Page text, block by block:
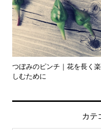
つぼみのピンチ｜花を長く楽
しむために
カテ